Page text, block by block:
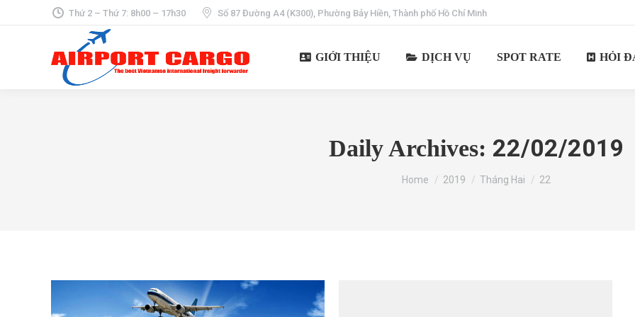
Thứ 2 – Thứ 7: 8h00 – 17h30 Số 87 Đường A4 (K300), Phường Bảy Hiền, Thành phố Hồ Chí Minh
GIỚI THIỆU DỊCH VỤ SPOT RATE HỎI
Daily Archives: 22/02/2019
You are here:
Home 2019 Tháng Hai 22